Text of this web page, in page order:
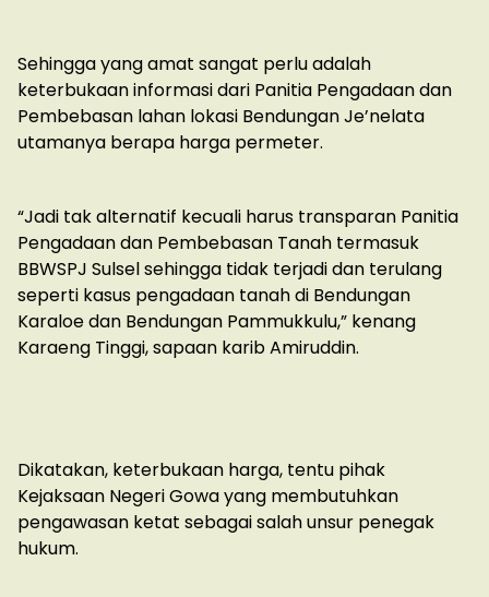
Sehingga yang amat sangat perlu adalah
keterbukaan informasi dari Panitia Pengadaan dan
Pembebasan lahan lokasi Bendungan Je’nelata
utamanya berapa harga permeter.
“Jadi tak alternatif kecuali harus transparan Panitia
Pengadaan dan Pembebasan Tanah termasuk
BBWSPJ Sulsel sehingga tidak terjadi dan terulang
seperti kasus pengadaan tanah di Bendungan
Karaloe dan Bendungan Pammukkulu,” kenang
Karaeng Tinggi, sapaan karib Amiruddin.
Dikatakan, keterbukaan harga, tentu pihak
Kejaksaan Negeri Gowa yang membutuhkan
pengawasan ketat sebagai salah unsur penegak
hukum.